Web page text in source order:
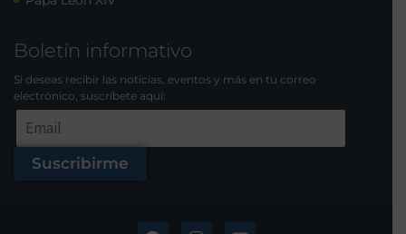
Boletín informativo
Si deseas recibir las noticias, eventos y más en tu correo
electrónico, suscríbete aquí:
Suscribirme